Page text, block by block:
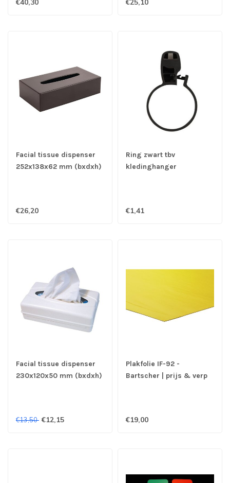
€40,30 €25,10
Facial tissue dispenser
252x138x62 mm (bxdxh)
€26,20
Ring zwart tbv
kledinghanger
€1,41
Facial tissue dispenser
230x120x50 mm (bxdxh)
€13,50 €12,15
Plakfolie IF-92 -
Bartscher | prijs & verp
€19,00